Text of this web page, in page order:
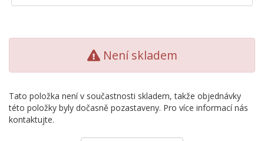
Není skladem
Tato položka není v součastnosti skladem, takže objednávky
této položky byly dočasně pozastaveny. Pro více informací nás
kontaktujte.